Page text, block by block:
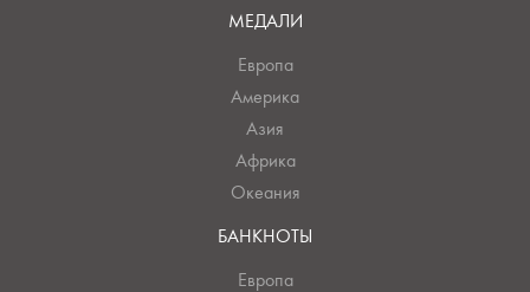
МЕДАЛИ
Европа
Америка
Азия
Африка
Океания
БАНКНОТЫ
Европа